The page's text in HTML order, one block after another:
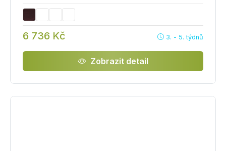
6 736 Kč 3. - 5. týdnů
Zobrazit detail